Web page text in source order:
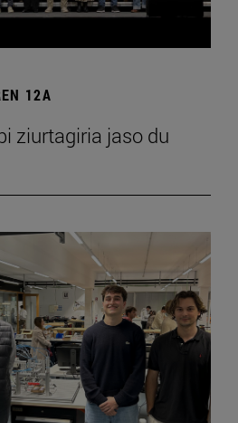
12A
ziurtagiria jaso du